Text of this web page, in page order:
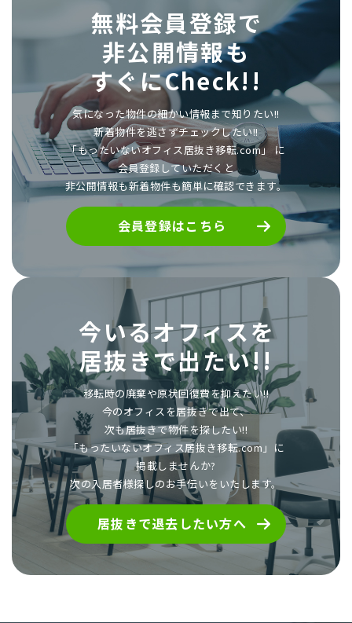
無料会員登録で
非公開情報も
すぐにCheck!!
気になった物件の細かい情報まで知りたい!!
新着物件を逃さずチェックしたい!!
「もったいないオフィス居抜き移転.com」 に
会員登録していただくと
非公開情報も新着物件も簡単に確認できます。
会員登録はこちら
今いるオフィスを
居抜きで出たい!!
移転時の廃棄や原状回復費を抑えたい!!
今のオフィスを居抜きで出て、
次も居抜きで物件を探したい!!
「もったいないオフィス居抜き移転.com」に
掲載しませんか?
次の入居者様探しのお手伝いをいたします。
居抜きで退去したい方へ